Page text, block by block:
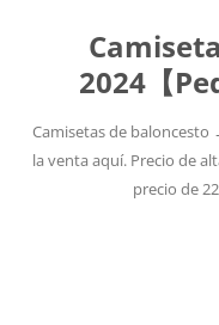
2024【
Camisetas de baloncesto
la venta aquí. Precio de
precio de